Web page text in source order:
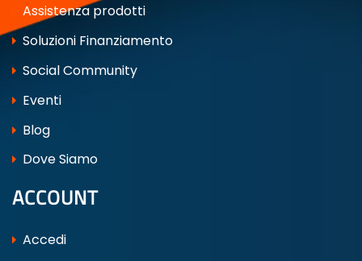
Assistenza prodotti
Soluzioni Finanziamento
Social Community
Eventi
Blog
Dove Siamo
ACCOUNT
Accedi